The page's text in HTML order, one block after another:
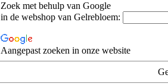
Zoek met behulp van Google
in de webshop van Gelrebloem:
Aangepast zoeken in onze website